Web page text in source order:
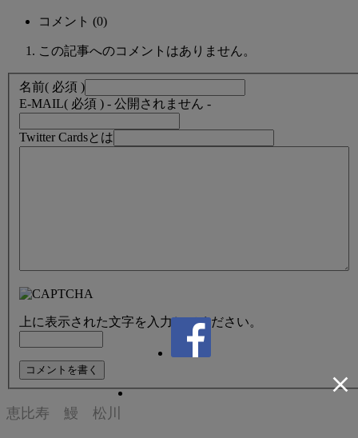
コメント (0)
この記事へのコメントはありません。
名前( 必須 )
E-MAIL( 必須 ) - 公開されません -
Twitter Cardsとは
上に表示された文字を入力してください。
恵比寿 鰻 松川